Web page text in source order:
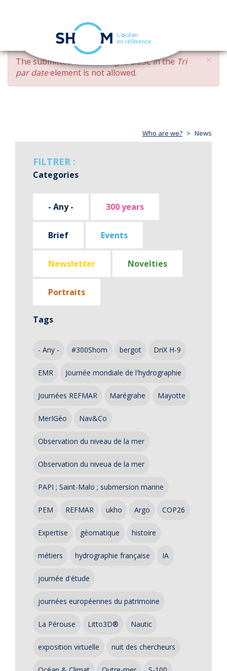
Skip
main
content
navigation
×
ERROR
MESSAGE
The submitted value changed DESCin the Tri
par dateelement is not allowed.
Who are we? News
FILTRER :
Categories
- Any - 300 years
Brief Events
Newsletter Novelties
Portraits
Tags
- Any - #300Shom bergot DriX H-9
EMR Journée mondiale de l'hydrographie
Journées REFMAR Marégrahe Mayotte
MerIGéo Nav&Co
Observation du niveau de la mer
Observation du niveua de la mer
PAPI ; Saint-Malo ; submersion marine
PEM REFMAR ukho Argo COP26
Expertise géomatique histoire
métiers hydrographie française IA
journée d'étude
journées européennes du patrimoine
La Pérouse Litto3D® Nautic
exposition virtuelle nuit des chercheurs